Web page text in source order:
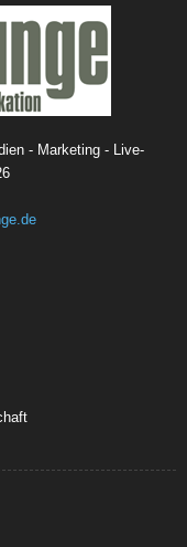
- Marketing - Live-